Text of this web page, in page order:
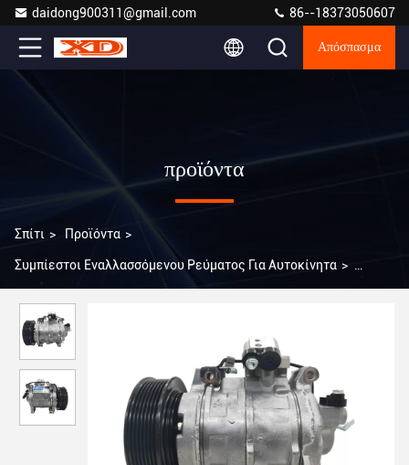
daidong900311@gmail.com 86--18373050607
Απόσπασμα
προϊόντα
Σπίτι > Προϊόντα >
Συμπίεστοι Εναλλασσόμενου Ρεύματος Για Αυτοκίνητα >
αυτοκινήτων συμπιεστής για Honda Accord 2.4 CP2 2008-2011
38810-R40-A01 38810R40A